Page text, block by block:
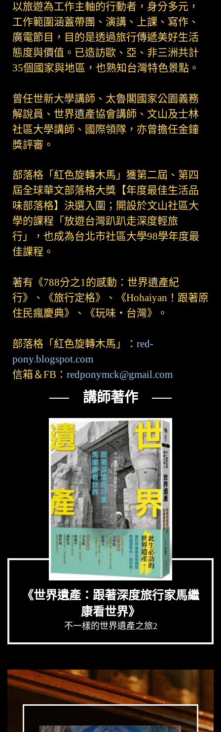
以旅遊為工作主軸的行動者，身分多元，
工作範圍涵蓋帶團、演講、上課、寫作、
廣電節目，目的是透過旅行傳遞美好生活
態度與價值。已造訪歐、亞、非三洲共計
35個國家與地區，也熟知台灣特色景點。
曾任世新大學講師、太魯閣國家公園義務
解說員、世界遺產協會講師、文山及士林
社區大學講師、國際領隊，亦曾擔任金鐘
獎評審。
部落格「紅色旋轉木馬」獲第二屆、第四
屆全球華文部落格大獎【年度最佳生活品
味部落格】決選入圍；開設於文山社區大
學的課程「放遊台灣趴趴走深度輕旅
行」，也成為台北市社區大學98學年度最
佳課程。
著有《788分之1的感動：世界遺產紀
行》、《旅行定格》、《Hohaiyan！跟著原
住民瘋慶典》、《玩味‧台灣》。
部落格「紅色旋轉木馬」： red-
pony.blogspot.com
信箱＆FB： redponymck@gmail.com
── 講師著作 ──
《世界遺產：跟著深度旅行家馬繼
康看世界》
不一樣的世界遺產之旅2